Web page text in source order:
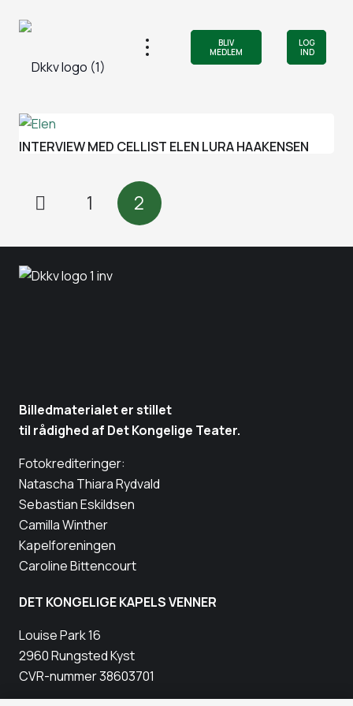
BLIV
MEDLEM
LOG
IND
INTERVIEW MED CELLIST ELEN LURA HAAKENSEN
1 2
Billedmaterialet er stillet
til rådighed af Det Kongelige Teater.
Fotokrediteringer:
Natascha Thiara Rydvald
Sebastian Eskildsen
Camilla Winther
Kapelforeningen
Caroline Bittencourt
DET KONGELIGE KAPELS VENNER
Louise Park 16
2960 Rungsted Kyst
CVR-nummer 38603701